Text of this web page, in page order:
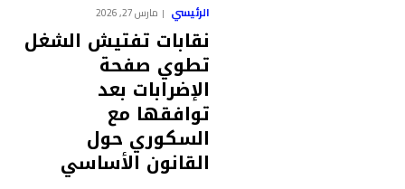
الرئيسي مارس 27, 2026
نقابات تفتيش الشغل
تطوي صفحة
الإضرابات بعد
توافقها مع
السكوري حول
القانون الأساسي